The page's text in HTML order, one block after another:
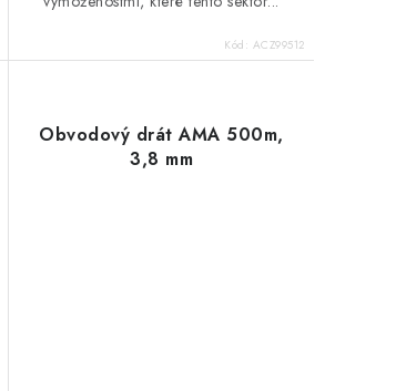
Kód: ACZ99512
Obvodový drát AMA 500m,
3,8 mm